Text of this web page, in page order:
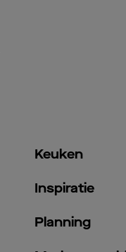
Keuken
Inspiratie
Planning